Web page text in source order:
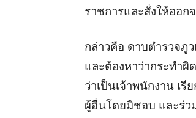
ราชการและสั่งให้ออก
กล่าวคือ ดาบตำรวจภู
และต้องหาว่ากระทำผิ
ว่าเป็นเจ้าพนักงาน เ
ผู้อื่นโดยมิชอบ และร่ว